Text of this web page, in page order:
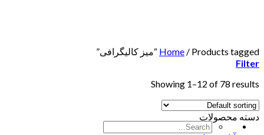
Home / Products tagged “میز کالیگرافی”
Filter
Showing 1–12 of 78 results
دسته محصولات